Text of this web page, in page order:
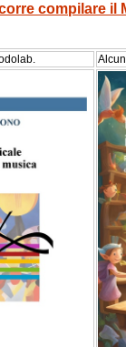
compilare il